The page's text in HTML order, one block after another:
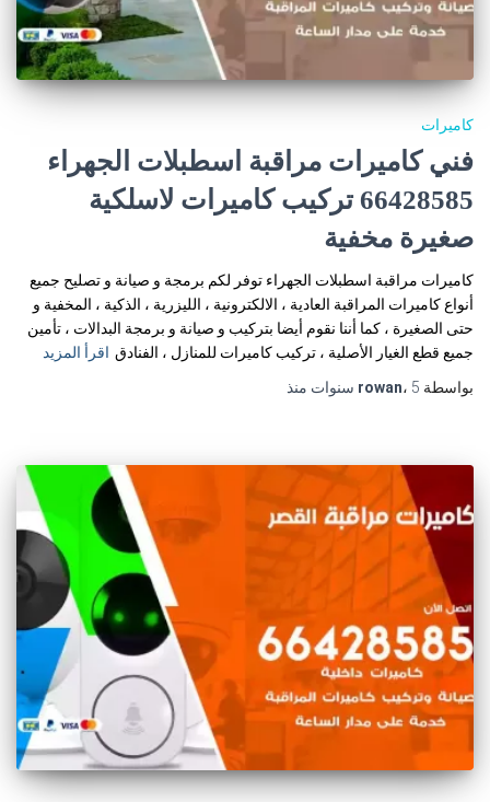
كاميرات
فني كاميرات مراقبة اسطبلات الجهراء
66428585 تركيب كاميرات لاسلكية
صغيرة مخفية
كاميرات مراقبة اسطبلات الجهراء توفر لكم برمجة و صيانة و تصليح جميع
أنواع كاميرات المراقبة العادية ، الالكترونية ، الليزرية ، الذكية ، المخفية و
حتى الصغيرة ، كما أننا نقوم أيضا بتركيب و صيانة و برمجة البدالات ، تأمين
جميع قطع الغيار الأصلية ، تركيب كاميرات للمنازل ، الفنادق اقرأ المزيد
بواسطة
rowan، 5 سنوات منذ